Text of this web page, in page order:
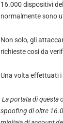
16.000 dispositivi
normalmente sono
Non solo, gli
richieste così da
Una volta effettuati
La portata di questa
spoofing di oltre